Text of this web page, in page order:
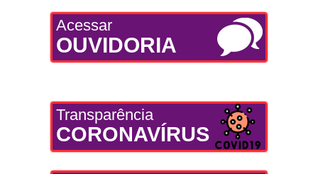
Acessar
OUVIDORIA
Transparência
CORONAVÍRUS